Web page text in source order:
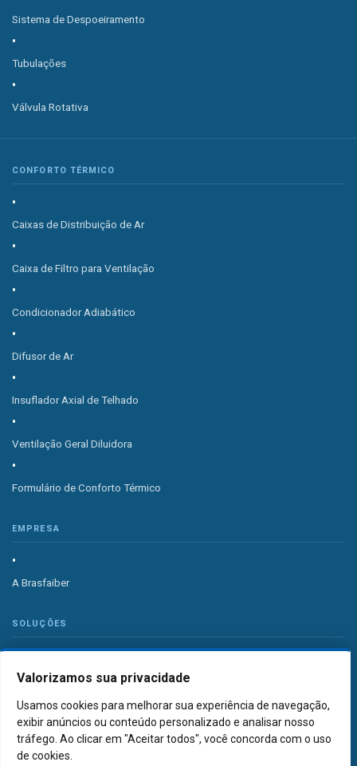
Valorizamos sua privacidade
Usamos cookies para melhorar sua experiência de navegação,
exibir anúncios ou conteúdo personalizado e analisar nosso
tráfego. Ao clicar em "Aceitar todos", você concorda com o uso
de cookies.
Sistema de Despoeiramento
Tubulações
Válvula Rotativa
CONFORTO TÉRMICO
Caixas de Distribuição de Ar
Caixa de Filtro para Ventilação
Condicionador Adiabático
Difusor de Ar
Insuflador Axial de Telhado
Ventilação Geral Diluidora
Formulário de Conforto Térmico
EMPRESA
A Brasfaiber
SOLUÇÕES
Sistema de Ventilação Industrial
Sistema de Exaustão Industrial
PORTFÓLIO